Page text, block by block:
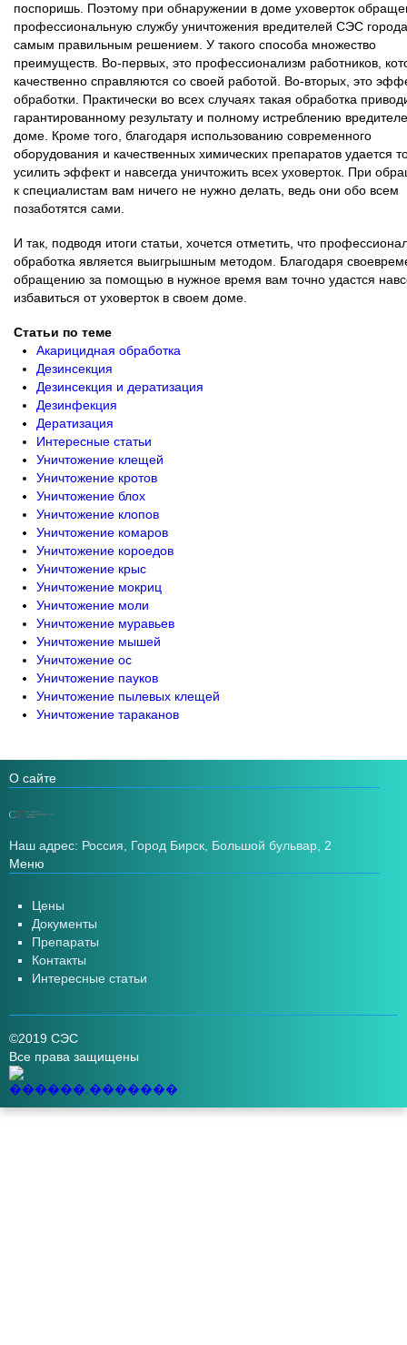
поспоришь. Поэтому при обнаружении в доме уховерток
профессиональную службу уничтожения вредителей СЭС
самым правильным решением. У такого способа множество
преимуществ. Во-первых, это профессионализм работников,
качественно справляются со своей работой. Во-вторых, это
обработки. Практически во всех случаях такая обработка
гарантированному результату и полному истреблению
доме. Кроме того, благодаря использованию современного
оборудования и качественных химических препаратов удается
усилить эффект и навсегда уничтожить всех уховерток. При
к специалистам вам ничего не нужно делать, ведь они обо всем
позаботятся сами.
И так, подводя итоги статьи, хочется отметить, что
обработка является выигрышным методом. Благодаря
обращению за помощью в нужное время вам точно удастся
избавиться от уховерток в своем доме.
Статьи по теме
Акарицидная обработка
Дезинсекция
Дезинсекция и дератизация
Дезинфекция
Дератизация
Интересные статьи
Уничтожение клещей
Уничтожение кротов
Уничтожение блох
Уничтожение клопов
Уничтожение комаров
Уничтожение короедов
Уничтожение крыс
Уничтожение мокриц
Уничтожение моли
Уничтожение муравьев
Уничтожение мышей
Уничтожение ос
Уничтожение пауков
Уничтожение пылевых клещей
Уничтожение тараканов
О сайте
Наш адрес: Россия, Город Бирск, Большой бульвар, 2
Меню
Цены
Документы
Препараты
Контакты
Интересные статьи
©2019 СЭС
Все права защищены